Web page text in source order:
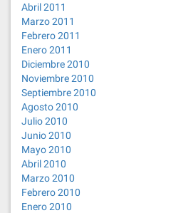
Abril 2011
Marzo 2011
Febrero 2011
Enero 2011
Diciembre 2010
Noviembre 2010
Septiembre 2010
Agosto 2010
Julio 2010
Junio 2010
Mayo 2010
Abril 2010
Marzo 2010
Febrero 2010
Enero 2010